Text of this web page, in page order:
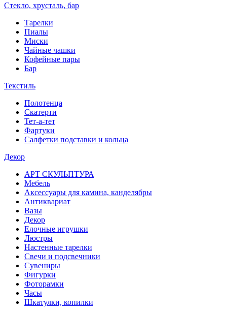
Стекло, хрусталь, бар
Тарелки
Пиалы
Миски
Чайные чашки
Кофейные пары
Бар
Текстиль
Полотенца
Скатерти
Тет-а-тет
Фартуки
Салфетки подставки и кольца
Декор
АРТ СКУЛЬПТУРА
Мебель
Аксессуары для камина, канделябры
Антиквариат
Вазы
Декор
Елочные игрушки
Люстры
Настенные тарелки
Свечи и подсвечники
Сувениры
Фигурки
Фоторамки
Часы
Шкатулки, копилки